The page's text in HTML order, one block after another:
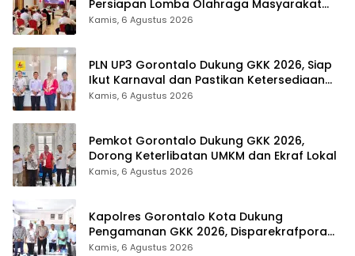
Persiapan Lomba Olahraga Masyarakat
Tingkat Provinsi Gorontalo
Kamis, 6 Agustus 2026
PLN UP3 Gorontalo Dukung GKK 2026, Siap
Ikut Karnaval dan Pastikan Ketersediaan
Listrik
Kamis, 6 Agustus 2026
Pemkot Gorontalo Dukung GKK 2026,
Dorong Keterlibatan UMKM dan Ekraf Lokal
Kamis, 6 Agustus 2026
Kapolres Gorontalo Kota Dukung
Pengamanan GKK 2026, Disparekrafpora
Perkuat Sinergi Lintas Sektor
Kamis, 6 Agustus 2026